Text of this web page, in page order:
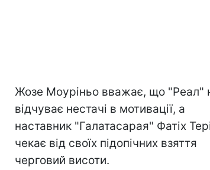
Жозе Моуріньо вважає, що "Реал"
відчуває нестачі в мотивації, а
наставник "Галатасарая" Фатіх
чекає від своїх підопічних взяття
черговий висоти.